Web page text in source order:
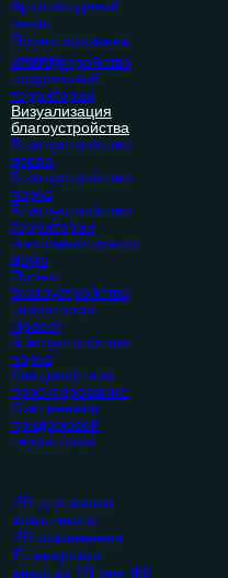
Благоустройство
придомовой
территории
Визуализация
благоустройства
Благоустройство
двора
Благоустройство
парка
Благоустройство
территории
многоквартирного
дома
Проект
благоустройства
территории
Проект
благоустройства
парка
Ландшафтное
проектирование
Озеленение
придомовой
территории
Архитектурный
макет
Проектирование
парков
2D для жилых
комплексов
2D помещения
Планировки
квартир 2D для ЖК